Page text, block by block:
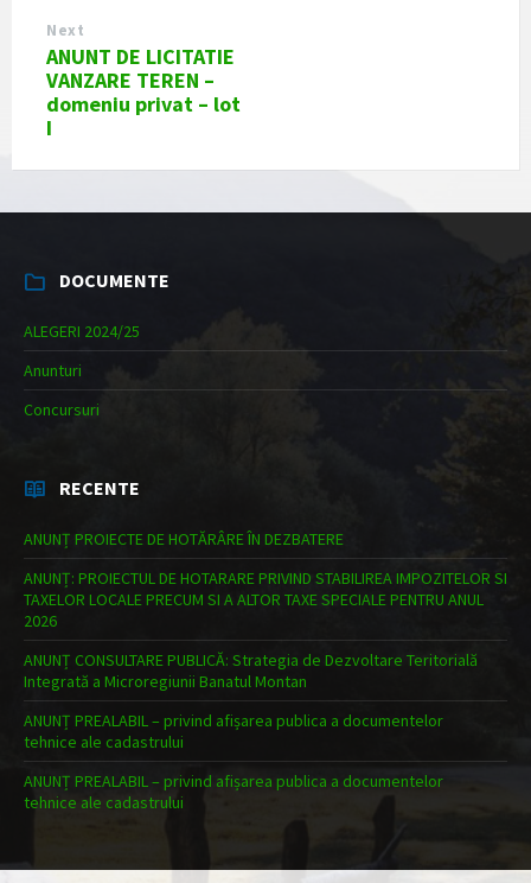
Next
ANUNT DE LICITATIE
VANZARE TEREN –
domeniu privat – lot
I
DOCUMENTE
ALEGERI 2024/25
Anunturi
Concursuri
RECENTE
ANUNȚ PROIECTE DE HOTĂRÂRE ÎN DEZBATERE
ANUNȚ: PROIECTUL DE HOTARARE PRIVIND STABILIREA IMPOZITELOR SI
TAXELOR LOCALE PRECUM SI A ALTOR TAXE SPECIALE PENTRU ANUL
2026
ANUNȚ CONSULTARE PUBLICĂ: Strategia de Dezvoltare Teritorială
Integrată a Microregiunii Banatul Montan
ANUNȚ PREALABIL – privind afișarea publica a documentelor
tehnice ale cadastrului
ANUNȚ PREALABIL – privind afișarea publica a documentelor
tehnice ale cadastrului